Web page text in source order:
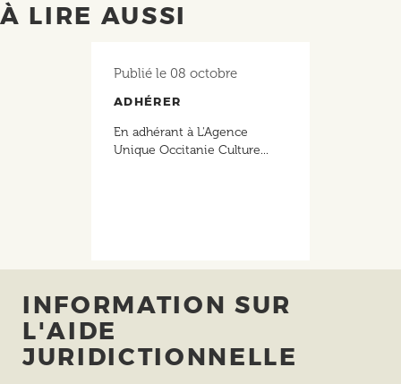
À LIRE AUSSI
Publié le 08 octobre
ADHÉRER
En adhérant à L'Agence
Unique Occitanie Culture...
INFORMATION SUR
L'AIDE
JURIDICTIONNELLE